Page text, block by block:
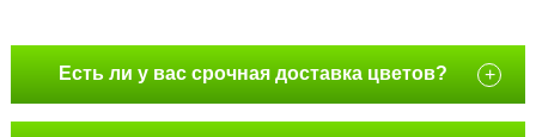
Есть ли у вас срочная доставка цветов? +